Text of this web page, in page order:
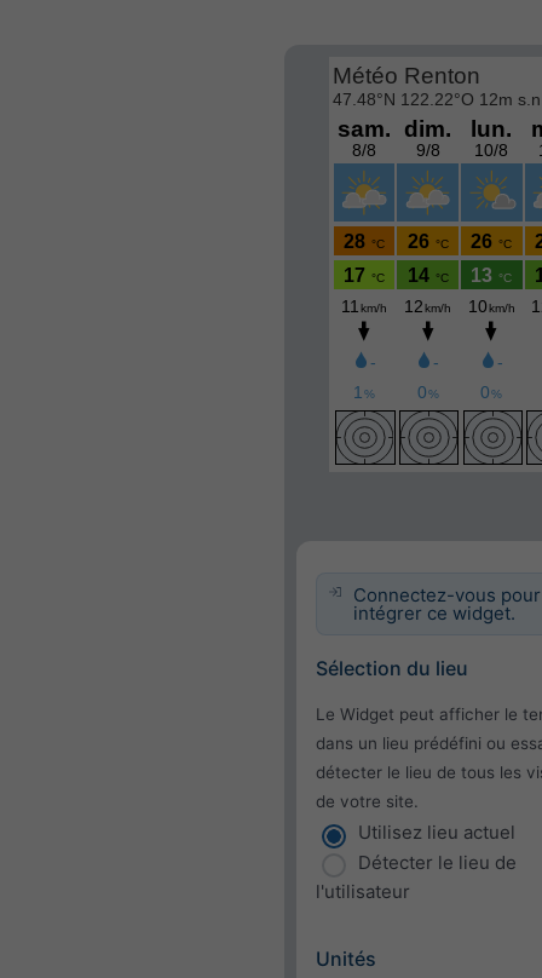
Connectez-vous pour
intégrer ce widget.
Sélection du lieu
Le Widget peut afficher le
dans un lieu prédéfini ou
détecter le lieu de tous les
de votre site.
Utilisez lieu actuel
Détecter le lieu de
l'utilisateur
Unités